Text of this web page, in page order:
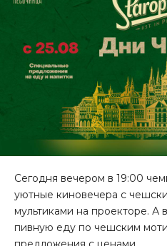
Сегодня вечером в 19:00
уютные киновечера с
мультиками на проекторе. А
пивную еду по чешским